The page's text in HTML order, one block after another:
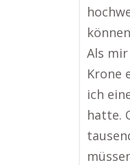
Als
Krone
ich
hatte.